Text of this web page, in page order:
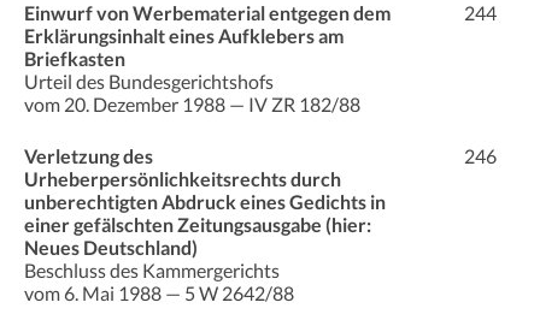
Einwurf von Werbematerial entgegen dem
Erklärungsinhalt eines Aufklebers am
Briefkasten
Urteil des Bundesgerichtshofs
vom 20. Dezember 1988 — IV ZR 182/88
244
Verletzung des
Urheberpersönlichkeitsrechts durch
unberechtigten Abdruck eines Gedichts in
einer gefälschten Zeitungsausgabe (hier:
Neues Deutschland)
Beschluss des Kammergerichts
vom 6. Mai 1988 — 5 W 2642/88
246